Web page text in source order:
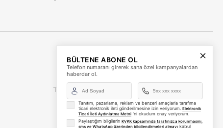
+90 (850) 473 08 08
Tevfik Bey Mah. Dr. Ali Demir Cd. No:51 Kat:2 Kobi İş
Merkezi
Küçükçekmece / İstanbul
BÜLTENE ABONE OL
Telefon numaranı girerek sana özel kampanyalardan
haberdar ol.
Tanıtım, pazarlama, reklam ve benzeri amaçlarla tarafıma
ticari elektronik ileti gönderilmesine izin veriyorum. Elektronik
Ticari İleti Aydınlatma Metni 'ni okudum onay veriyorum.
Paylaştığım bilgilerin KVKK kapsamında tarafınızca korunmasını,
sms ve WhatsApp üzerinden bilgilendirmeleri almayı kabul